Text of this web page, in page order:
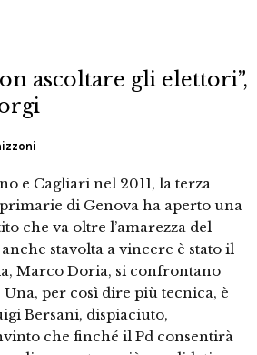
ascoltare gli elettori”,
e Cagliari nel 2011, la terza
di Genova ha aperto una
che va oltre l’amarezza del
stavolta a vincere è stato il
Marco Doria, si confrontano
per così dire più tecnica, è
Bersani, dispiaciuto,
che finché il Pd consentirà